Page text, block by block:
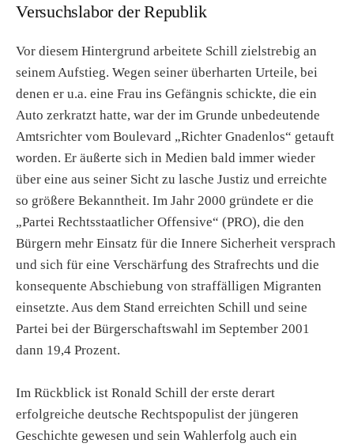
Versuchslabor der Republik
Vor diesem Hintergrund arbeitete Schill zielstrebig an
seinem Aufstieg. Wegen seiner überharten Urteile, bei
denen er u.a. eine Frau ins Gefängnis schickte, die ein
Auto zerkratzt hatte, war der im Grunde unbedeutende
Amtsrichter vom Boulevard „Richter Gnadenlos“ getauft
worden. Er äußerte sich in Medien bald immer wieder
über eine aus seiner Sicht zu lasche Justiz und erreichte
so größere Bekanntheit. Im Jahr 2000 gründete er die
„Partei Rechtsstaatlicher Offensive“ (PRO), die den
Bürgern mehr Einsatz für die Innere Sicherheit versprach
und sich für eine Verschärfung des Strafrechts und die
konsequente Abschiebung von straffälligen Migranten
einsetzte. Aus dem Stand erreichten Schill und seine
Partei bei der Bürgerschaftswahl im September 2001
dann 19,4 Prozent.
Im Rückblick ist Ronald Schill der erste derart
erfolgreiche deutsche Rechtspopulist der jüngeren
Geschichte gewesen und sein Wahlerfolg auch ein